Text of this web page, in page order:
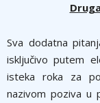
Sva dodatna
isključivo putem
isteka roka za
nazivom poziva u